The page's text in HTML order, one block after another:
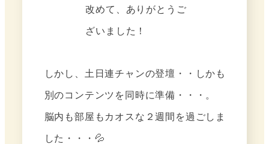
改めて、ありがとうご
ざいました！
しかし、土日連チャンの登壇・・しかも
別のコンテンツを同時に準備・・・。
脳内も部屋もカオスな２週間を過ごしま
した・・・💦